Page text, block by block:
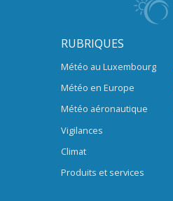
RUBRIQUES
Météo au Luxembourg
Météo en Europe
Météo aéronautique
Vigilances
Climat
Produits et services